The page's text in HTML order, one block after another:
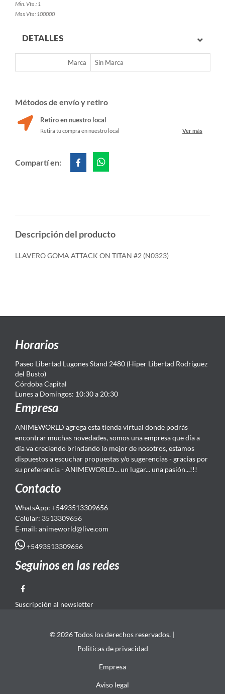
Min. Vta.: 1
Max Vta: 100000
DETALLES
Marca Sin Marca
Métodos de envío y retiro
Retiro en nuestro local
Retira tu compra en nuestro local Ver más
Compartí en:
Descripción del producto
LLAVERO GOMA ATTACK ON TITAN #2 (N0323)
Horarios
Paseo Libertad Lugones Stand 2480 (Hiper Libertad Rodriguez
del Busto)
Córdoba Capital
Lunes a Domingos: 10:30 a 20:30
Empresa
ANIMEWORLD agrega esta tienda virtual donde podrás
encontrar muchas novedades, somos una empresa que día a
día va creciendo brindando lo mejor de nosotros, estamos
dispuestos a escuchar propuestas y/o sugerencias - gracias por
su preferencia - ANIMEWORLD... un lugar... una pasión...!!!
Contacto
WhatsApp: +5493513309656
Celular: 3513309656
E-mail: animeworld@live.com
+5493513309656
Seguinos en las redes
Suscripción al newsletter
© 2026 Todos los derechos reservados. |
Politicas de privacidad
Empresa
Aviso legal